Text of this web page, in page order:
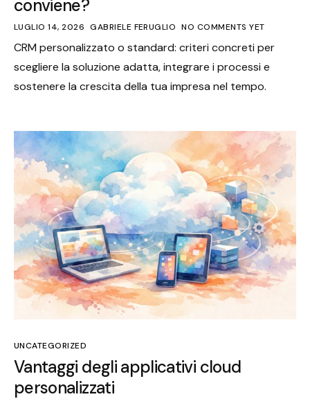
conviene?
LUGLIO 14, 2026 GABRIELE FERUGLIO NO COMMENTS YET
CRM personalizzato o standard: criteri concreti per
scegliere la soluzione adatta, integrare i processi e
sostenere la crescita della tua impresa nel tempo.
UNCATEGORIZED
Vantaggi degli applicativi cloud
personalizzati